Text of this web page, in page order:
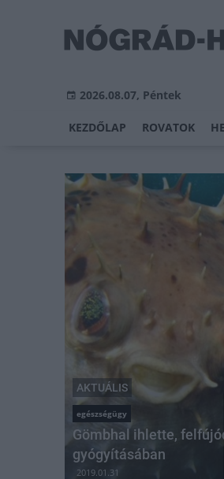
2026.08.07, Péntek
KEZDŐLAP ROVATOK
AKTUÁLIS
egészségügy
Gömbhal ihlette,
gyógyításában
2019.01.31